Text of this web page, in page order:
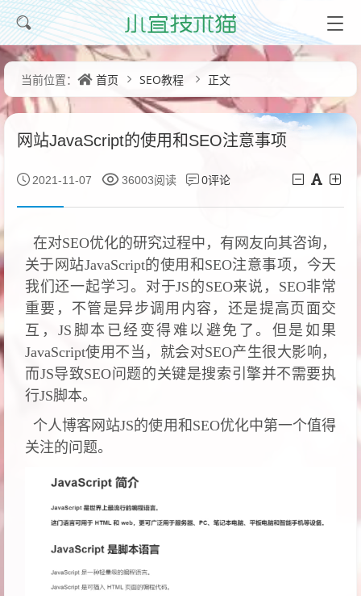
当前位置： 首页 SEO教程 正文
网站JavaScript的使用和SEO注意事项
2021-11-07 36003阅读 0评论
在对SEO优化的研究过程中，有网友向其咨询，
关于网站JavaScript的使用和SEO注意事项，今天
我们还一起学习。对于JS的SEO来说，SEO非常
重要，不管是异步调用内容，还是提高页面交
互，JS脚本已经变得难以避免了。但是如果
JavaScript使用不当，就会对SEO产生很大影响，
而JS导致SEO问题的关键是搜索引擎并不需要执
行JS脚本。
个人博客网站JS的使用和SEO优化中第一个值得
关注的问题。